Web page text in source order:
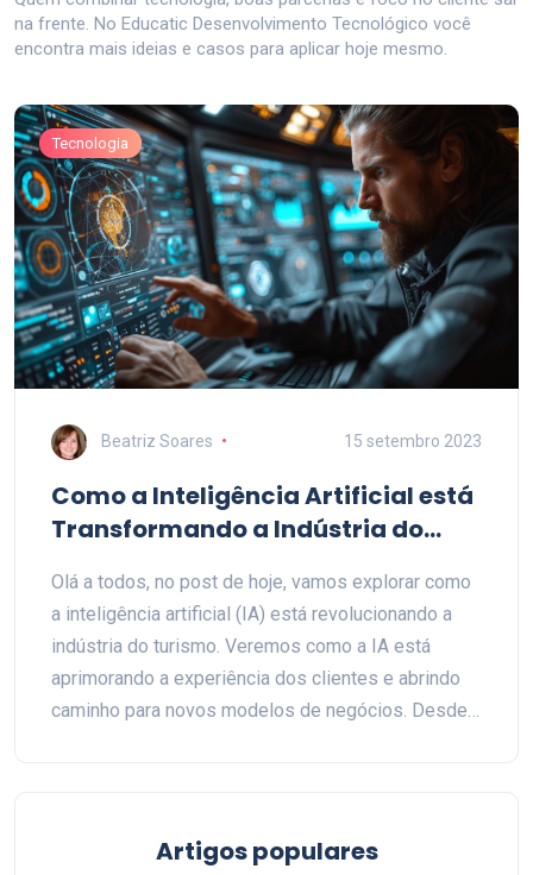
na frente. No Educatic Desenvolvimento Tecnológico você
encontra mais ideias e casos para aplicar hoje mesmo.
Tecnologia
Beatriz Soares 15 setembro 2023
Como a Inteligência Artificial está
Transformando a Indústria do
Olá a todos, no post de hoje, vamos explorar como
a inteligência artificial (IA) está revolucionando a
indústria do turismo. Veremos como a IA está
aprimorando a experiência dos clientes e abrindo
caminho para novos modelos de negócios. Desde
tecnologia e turismo, este é o seu tipo de leitura!
Artigos populares